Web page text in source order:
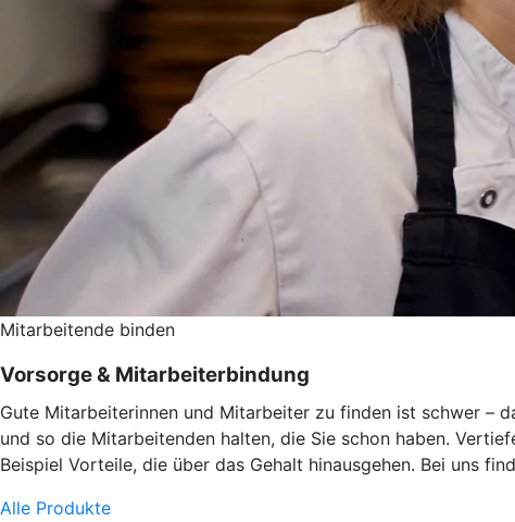
Mitarbeitende binden
Vorsorge & Mitarbeiterbindung
Gute Mitarbeiterinnen und Mitarbeiter zu finden ist schwer –
und so die Mitarbeitenden halten, die Sie schon haben.
Beispiel Vorteile, die über das Gehalt hinausgehen. Bei uns
Alle Produkte